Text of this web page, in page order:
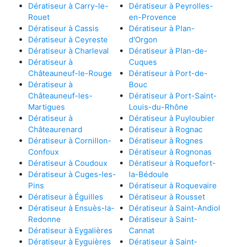
Dératiseur à Carry-le-
Rouet
Dératiseur à Cassis
Dératiseur à Ceyreste
Dératiseur à Charleval
Dératiseur à
Châteauneuf-le-Rouge
Dératiseur à
Châteauneuf-les-
Martigues
Dératiseur à
Châteaurenard
Dératiseur à Cornillon-
Confoux
Dératiseur à Coudoux
Dératiseur à Cuges-les-
Pins
Dératiseur à Éguilles
Dératiseur à Ensuès-la-
Redonne
Dératiseur à Eygalières
Dératiseur à Eyguières
Dératiseur à Peyrolles-
en-Provence
Dératiseur à Plan-
d'Orgon
Dératiseur à Plan-de-
Cuques
Dératiseur à Port-de-
Bouc
Dératiseur à Port-Saint-
Louis-du-Rhône
Dératiseur à Puyloubier
Dératiseur à Rognac
Dératiseur à Rognes
Dératiseur à Rognonas
Dératiseur à Roquefort-
la-Bédoule
Dératiseur à Roquevaire
Dératiseur à Rousset
Dératiseur à Saint-Andiol
Dératiseur à Saint-
Cannat
Dératiseur à Saint-